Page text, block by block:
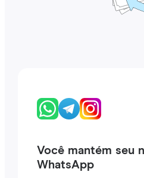
Você mantém seu
WhatsApp